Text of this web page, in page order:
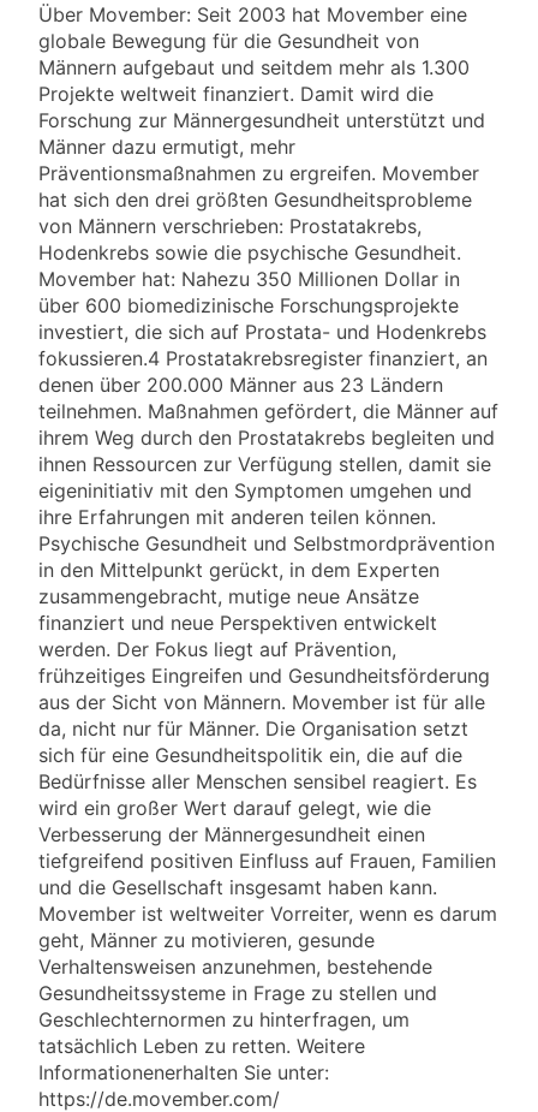
Über Movember: Seit 2003 hat Movember eine
globale Bewegung für die Gesundheit von
Männern aufgebaut und seitdem mehr als 1.300
Projekte weltweit finanziert. Damit wird die
Forschung zur Männergesundheit unterstützt und
Männer dazu ermutigt, mehr
Präventionsmaßnahmen zu ergreifen. Movember
hat sich den drei größten Gesundheitsprobleme
von Männern verschrieben: Prostatakrebs,
Hodenkrebs sowie die psychische Gesundheit.
Movember hat: Nahezu 350 Millionen Dollar in
über 600 biomedizinische Forschungsprojekte
investiert, die sich auf Prostata- und Hodenkrebs
fokussieren.4 Prostatakrebsregister finanziert, an
denen über 200.000 Männer aus 23 Ländern
teilnehmen. Maßnahmen gefördert, die Männer auf
ihrem Weg durch den Prostatakrebs begleiten und
ihnen Ressourcen zur Verfügung stellen, damit sie
eigeninitiativ mit den Symptomen umgehen und
ihre Erfahrungen mit anderen teilen können.
Psychische Gesundheit und Selbstmordprävention
in den Mittelpunkt gerückt, in dem Experten
zusammengebracht, mutige neue Ansätze
finanziert und neue Perspektiven entwickelt
werden. Der Fokus liegt auf Prävention,
frühzeitiges Eingreifen und Gesundheitsförderung
aus der Sicht von Männern. Movember ist für alle
da, nicht nur für Männer. Die Organisation setzt
sich für eine Gesundheitspolitik ein, die auf die
Bedürfnisse aller Menschen sensibel reagiert. Es
wird ein großer Wert darauf gelegt, wie die
Verbesserung der Männergesundheit einen
tiefgreifend positiven Einfluss auf Frauen, Familien
und die Gesellschaft insgesamt haben kann.
Movember ist weltweiter Vorreiter, wenn es darum
geht, Männer zu motivieren, gesunde
Verhaltensweisen anzunehmen, bestehende
Gesundheitssysteme in Frage zu stellen und
Geschlechternormen zu hinterfragen, um
tatsächlich Leben zu retten. Weitere
Informationenerhalten Sie unter:
https://de.movember.com/